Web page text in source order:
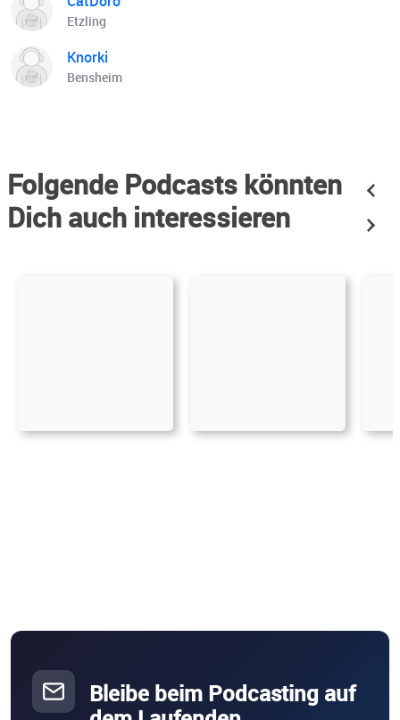
Etzling
Knorki
Bensheim
Folgende Podcasts könnten
Dich auch interessieren
Bleibe beim Podcasting auf